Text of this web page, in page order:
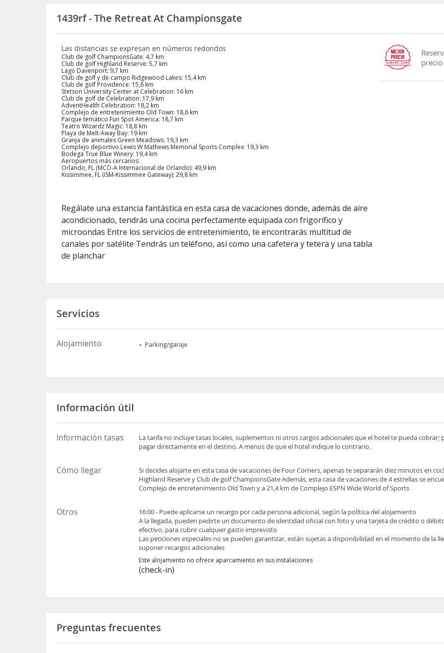
1439rf - The Retreat At Championsgate
Las distancias se expresan en números redondos
Club de golf ChampionsGate: 4,7 km
Club de golf Highland Reserve: 5,7 km
Lago Davenport: 9,7 km
Club de golf y de campo Ridgewood Lakes: 15,4 km
Club de golf Providence: 15,6 km
Stetson University Center at Celebration: 16 km
Club de golf de Celebration: 17,9 km
AdventHealth Celebration: 18,2 km
Complejo de entretenimiento Old Town: 18,6 km
Parque temático Fun Spot America: 18,7 km
Teatro Wizardz Magic: 18,8 km
Playa de Melt-Away Bay: 19 km
Granja de animales Green Meadows: 19,3 km
Complejo deportivo Lewis W Mathews Memorial Sports Complex: 19,3 km
Bodega True Blue Winery: 19,4 km
Aeropuertos más cercanos:
Orlando, FL (MCO-A Internacional de Orlando): 49,9 km
Kissimmee, FL (ISM-Kissimmee Gateway): 29,8 km
Regálate una estancia fantástica en esta casa de vacaciones donde, además de aire
acondicionado, tendrás una cocina perfectamente equipada con frigorífico y
microondas Entre los servicios de entretenimiento, te encontrarás multitud de
canales por satélite Tendrás un teléfono, así como una cafetera y tetera y una tabla
de planchar
Servicios
Alojamiento Parking/garaje
Información útil
Información tasas
La tarifa no incluye tasas locales, suplementos ni otros cargos adicionales que el hotel te pueda cobrar;
pagar directamente en el destino. A menos de que el hotel indique lo contrario.
Cómo llegar
Si decides alojarte en esta casa de vacaciones de Four Corners, apenas te separarán diez minutos en
Highland Reserve y Club de golf ChampionsGate Además, esta casa de vacaciones de 4 estrellas se
Complejo de entretenimiento Old Town y a 21,4 km de Complejo ESPN Wide World of Sports
Otros
16:00 - Puede aplicarse un recargo por cada persona adicional, según la política del alojamiento
A la llegada, pueden pedirte un documento de identidad oficial con foto y una tarjeta de crédito o
efectivo, para cubrir cualquier gasto imprevisto
Las peticiones especiales no se pueden garantizar, están sujetas a disponibilidad en el momento de la
suponer recargos adicionales
Este alojamiento no ofrece aparcamiento en sus instalaciones
(check-in)
Preguntas frecuentes